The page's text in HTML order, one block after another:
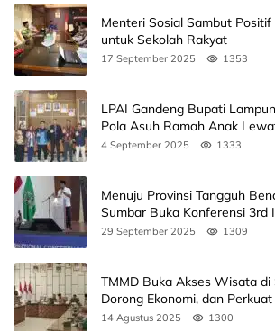
Menteri Sosial Sambut Positif
untuk Sekolah Rakyat
17 September 2025 1353
LPAI Gandeng Bupati
Pola Asuh Ramah Anak
Ini Jadwalnya
4 September 2025 1333
Menuju Provinsi Tangguh
Sumbar Buka Konferensi 3rd
Unand
29 September 2025 1309
TMMD Buka Akses Wisata di
Dorong Ekonomi, dan
14 Agustus 2025 1300